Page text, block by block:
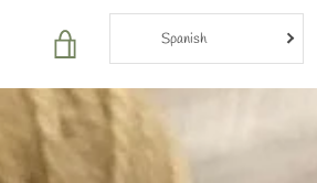
CARRITO
Spanish